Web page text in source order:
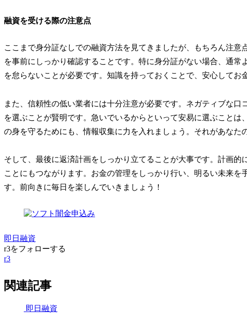
融資を受ける際の注意点
ここまで身分証なしでの融資方法を見てきましたが、もちろん注
を事前にしっかり確認することです。特に身分証がない場合、通
を怠らないことが必要です。知識を持っておくことで、安心してお
また、信頼性の低い業者には十分注意が必要です。ネガティブな
を選ぶことが賢明です。急いでいるからといって安易に選ぶこと
の身を守るためにも、情報収集に力を入れましょう。それがあなた
そして、最後に返済計画をしっかり立てることが大事です。計画的
ことにもつながります。お金の管理をしっかり行い、明るい未来
す。前向きに毎日を楽しんでいきましょう！
即日融資
r3をフォローする
r3
関連記事
即日融資